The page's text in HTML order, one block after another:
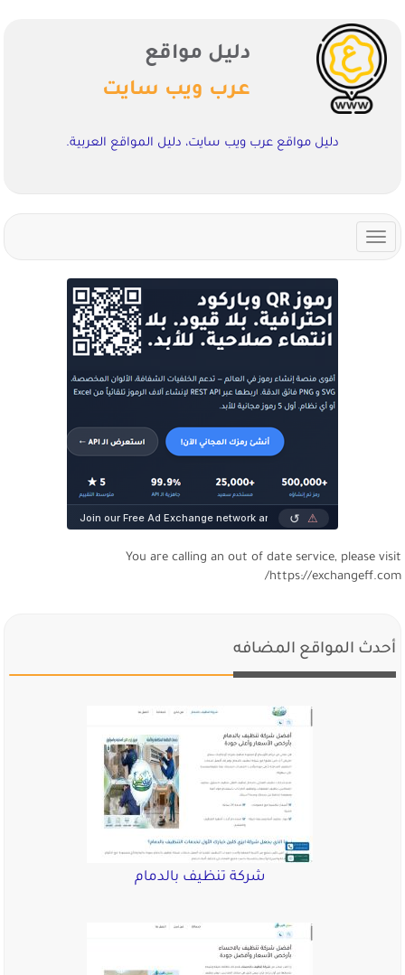
دليل مواقع
عرب ويب سايت
دليل مواقع عرب ويب سايت، دليل المواقع العربية.
Toggle
navigation
You are calling an out of date service, please visit
https://exchangeff.com/
أحدث المواقع المضافه
شركة تنظيف بالدمام